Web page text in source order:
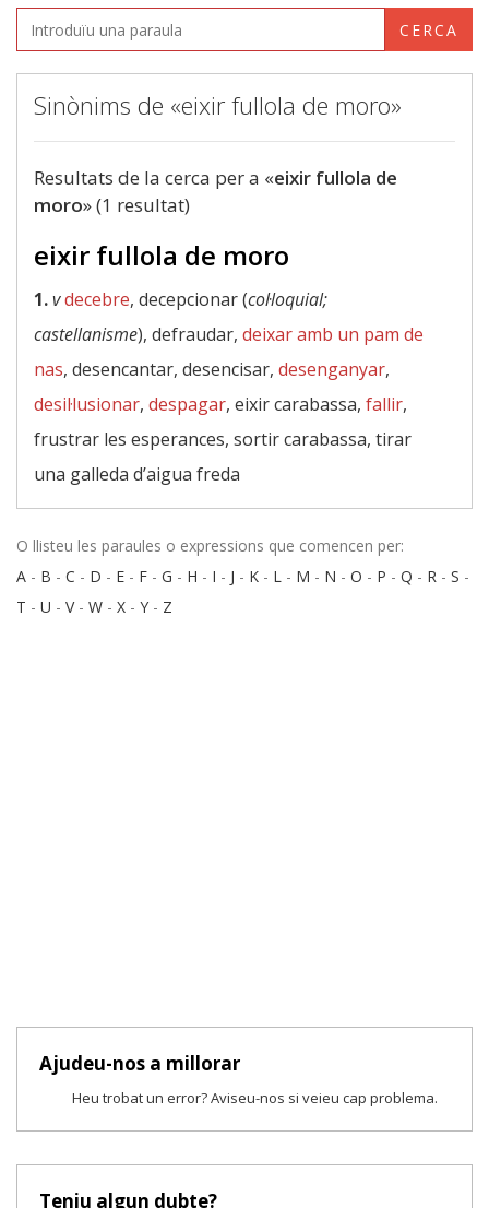
CERCA
Sinònims de «eixir fullola de moro»
Resultats de la cerca per a «eixir fullola de
moro» (1 resultat)
eixir fullola de moro
1.vdecebre, decepcionar (col·loquial;
castellanisme), defraudar, deixar amb un pam de
nas, desencantar, desencisar, desenganyar,
desil·lusionar, despagar, eixir carabassa, fallir,
frustrar les esperances, sortir carabassa, tirar
una galleda d’aigua freda
O llisteu les paraules o expressions que comencen per:
A - B - C - D - E - F - G - H - I - J - K - L - M - N - O - P - Q - R - S -
T - U - V- W - X - Y - Z
Ajudeu-nos a millorar
Heu trobat un error? Aviseu-nos si veieu cap problema.
Teniu algun dubte?